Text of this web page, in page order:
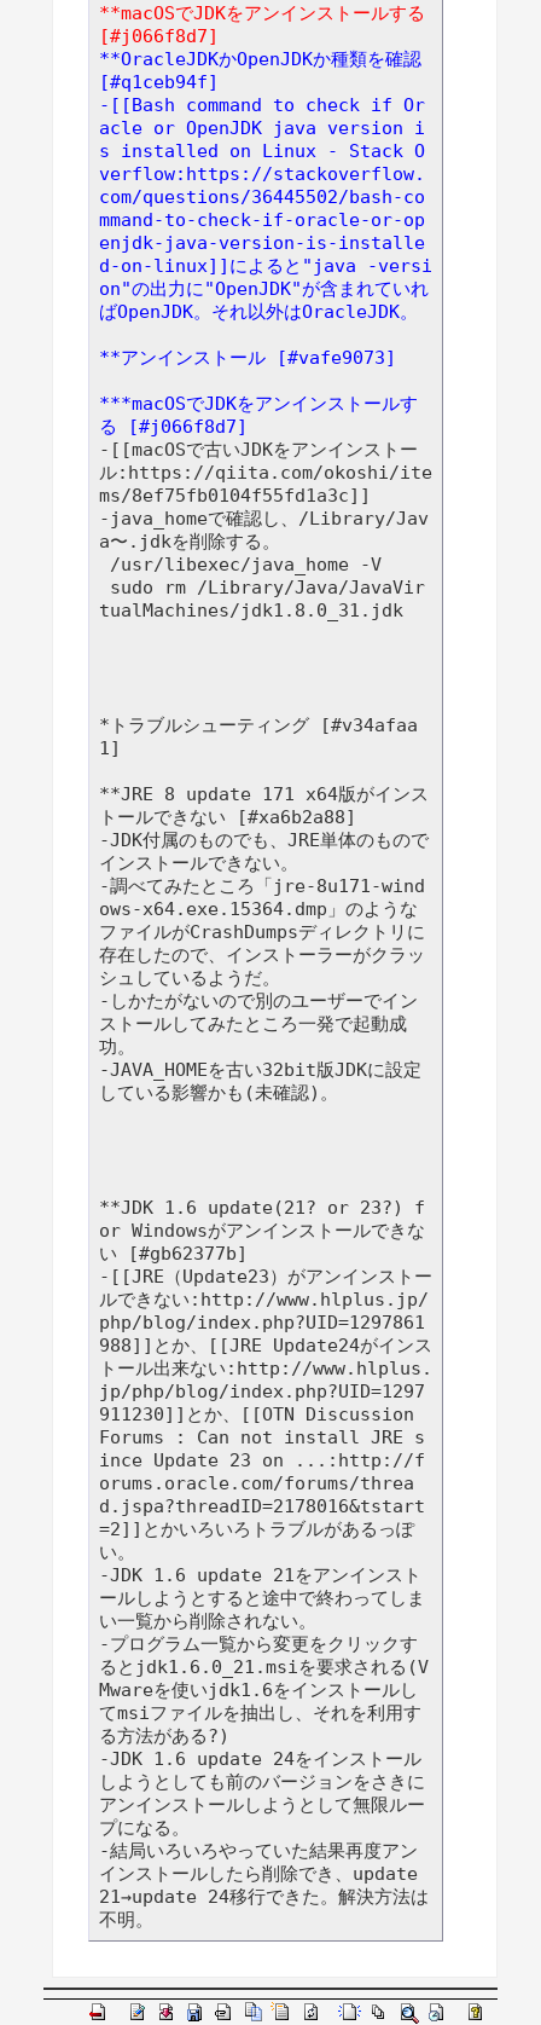
**macOSでJDKをアンインストールする
[#j066f8d7]
**OracleJDKかOpenJDKか種類を確認
[#q1ceb94f]
-[[Bash command to check if Or
acle or OpenJDK java version i
s installed on Linux - Stack O
verflow:https://stackoverflow.
com/questions/36445502/bash-co
mmand-to-check-if-oracle-or-op
enjdk-java-version-is-installe
d-on-linux]]によると"java -versi
on"の出力に"OpenJDK"が含まれていれ
ばOpenJDK。それ以外はOracleJDK。
**アンインストール [#vafe9073]
***macOSでJDKをアンインストールす
る [#j066f8d7]
-[[macOSで古いJDKをアンインストー
ル:https://qiita.com/okoshi/ite
ms/8ef75fb0104f55fd1a3c]]
-java_homeで確認し、/Library/Jav
a〜.jdkを削除する。
*トラブルシューティング [#v34afaa
1]
**JRE 8 update 171 x64版がインス
トールできない [#xa6b2a88]
-JDK付属のものでも、JRE単体のもので
インストールできない。
-調べてみたところ「jre-8u171-wind
ows-x64.exe.15364.dmp」のような
ファイルがCrashDumpsディレクトリに
存在したので、インストーラーがクラッ
シュしているようだ。
-しかたがないので別のユーザーでイン
ストールしてみたところ一発で起動成
功。
-JAVA_HOMEを古い32bit版JDKに設定
している影響かも(未確認)。
**JDK 1.6 update(21? or 23?) f
or Windowsがアンインストールできな
い [#gb62377b]
-[[JRE（Update23）がアンインストー
ルできない:http://www.hlplus.jp/
php/blog/index.php?UID=1297861
988]]とか、[[JRE Update24がインス
トール出来ない:http://www.hlplus.
jp/php/blog/index.php?UID=1297
911230]]とか、[[OTN Discussion
Forums : Can not install JRE s
ince Update 23 on ...:http://f
orums.oracle.com/forums/threa
d.jspa?threadID=2178016&tstart
=2]]とかいろいろトラブルがあるっぽ
い。
-JDK 1.6 update 21をアンインスト
ールしようとすると途中で終わってしま
い一覧から削除されない。
-プログラム一覧から変更をクリックす
るとjdk1.6.0_21.msiを要求される(V
Mwareを使いjdk1.6をインストールし
てmsiファイルを抽出し、それを利用す
る方法がある?)
-JDK 1.6 update 24をインストール
しようとしても前のバージョンをさきに
アンインストールしようとして無限ルー
プになる。
-結局いろいろやっていた結果再度アン
インストールしたら削除でき、update
21→update 24移行できた。解決方法は